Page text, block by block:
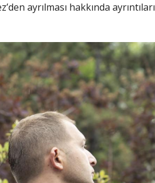
ayrılması hakkında ayrıntıları